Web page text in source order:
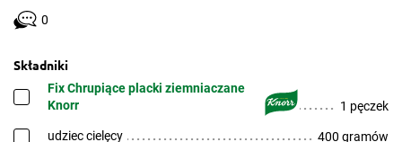
0
Składniki
Fix Chrupiące placki ziemniaczane
Knorr
1 pęczek
udziec cielęcy 400 gramów